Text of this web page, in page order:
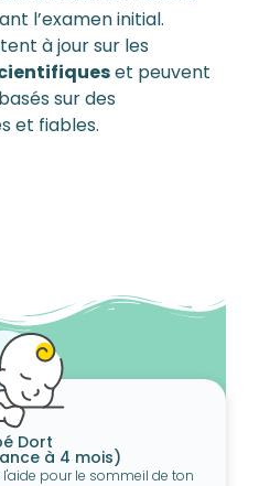
l’examen initial.
à jour sur les
et peuvent
sur des
et fiables.
Dort
à 4 mois)
pour le sommeil de ton